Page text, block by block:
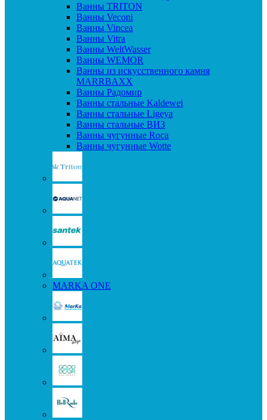
Ванны TRITON
Ванны Veconi
Ванны Vincea
Ванны Vitra
Ванны WeltWasser
Ванны WEMOR
Ванны из искусственного камня
MARRBAXX
Ванны Радомир
Ванны стальные Kaldewei
Ванны стальные Ligeya
Ванны стальные ВИЗ
Ванны чугунные Roca
Ванны чугунные Wotte
MARKA ONE